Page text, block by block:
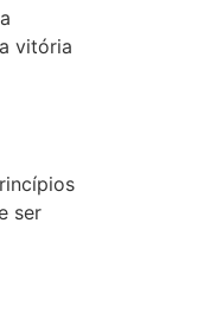
vitória
ser